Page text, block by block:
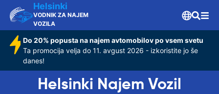
Helsinki
VODNIK ZA NAJEM
VOZILA
Do 20% popusta na najem avtomobilov po vsem svetu
Ta promocija velja do 11. avgust 2026 - izkoristite jo še
danes!
Helsinki Najem Vozil